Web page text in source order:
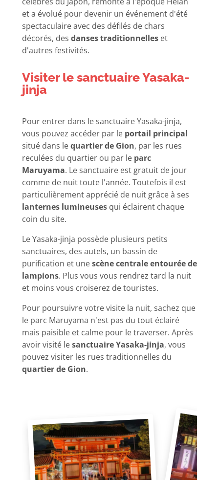
et a évolué pour devenir un événement d'été
spectaculaire avec des défilés de chars
décorés, des danses traditionnelleset
d'autres festivités.
Visiter le sanctuaire Yasaka-
jinja
Pour entrer dans le sanctuaire Yasaka-jinja,
vous pouvez accéder par le portail principal
situé dans lequartier de Gion, par les rues
reculées du quartier ou par le parc
Maruyama. Le sanctuaire est gratuit de jour
comme de nuit toute l'année. Toutefois il est
particulièrement apprécié de nuit grâce à ses
lanternes lumineusesqui éclairent chaque
coin du site.
Le Yasaka-jinja possède plusieurs petits
sanctuaires, des autels, un bassin de
purification et unescène centrale entourée de
lampions. Plus vous vous rendrez tard la nuit
et moins vous croiserez de touristes.
Pour poursuivre votre visite la nuit, sachez que
le parc Maruyama n'est pas du tout éclairé
mais paisible et calme pour le traverser. Après
avoir visité lesanctuaire Yasaka-jinja, vous
pouvez visiter les rues traditionnelles du
quartier de Gion.